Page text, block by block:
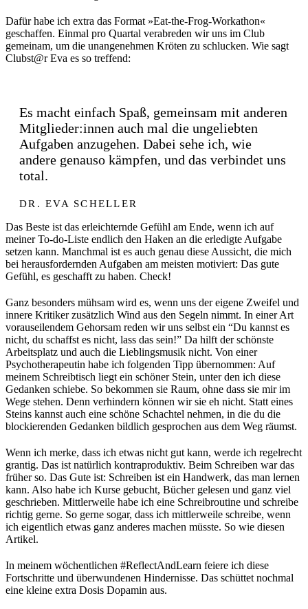
Dafür habe ich extra das Format »Eat-the-Frog-Workathon«
geschaffen. Einmal pro Quartal verabreden wir uns im Club
gemeinam, um die unangenehmen Kröten zu schlucken. Wie sagt
Clubst@r Eva es so treffend:
Es macht einfach Spaß, gemeinsam mit anderen
Mitglieder:innen auch mal die ungeliebten
Aufgaben anzugehen. Dabei sehe ich, wie
andere genauso kämpfen, und das verbindet uns
total.
DR. EVA SCHELLER
Das Beste ist das erleichternde Gefühl am Ende, wenn ich auf
meiner To-do-Liste endlich den Haken an die erledigte Aufgabe
setzen kann. Manchmal ist es auch genau diese Aussicht, die mich
bei herausfordernden Aufgaben am meisten motiviert: Das gute
Gefühl, es geschafft zu haben. Check!
Ganz besonders mühsam wird es, wenn uns der eigene Zweifel und
innere Kritiker zusätzlich Wind aus den Segeln nimmt. In einer Art
vorauseilendem Gehorsam reden wir uns selbst ein “Du kannst es
nicht, du schaffst es nicht, lass das sein!” Da hilft der schönste
Arbeitsplatz und auch die Lieblingsmusik nicht. Von einer
Psychotherapeutin habe ich folgenden Tipp übernommen: Auf
meinem Schreibtisch liegt ein schöner Stein, unter den ich diese
Gedanken schiebe. So bekommen sie Raum, ohne dass sie mir im
Wege stehen. Denn verhindern können wir sie eh nicht. Statt eines
Steins kannst auch eine schöne Schachtel nehmen, in die du die
blockierenden Gedanken bildlich gesprochen aus dem Weg räumst.
Wenn ich merke, dass ich etwas nicht gut kann, werde ich regelrecht
grantig. Das ist natürlich kontraproduktiv. Beim Schreiben war das
früher so. Das Gute ist: Schreiben ist ein Handwerk, das man lernen
kann. Also habe ich Kurse gebucht, Bücher gelesen und ganz viel
geschrieben. Mittlerweile habe ich eine Schreibroutine und schreibe
richtig gerne. So gerne sogar, dass ich mittlerweile schreibe, wenn
ich eigentlich etwas ganz anderes machen müsste. So wie diesen
Artikel.
In meinem wöchentlichen #ReflectAndLearn feiere ich diese
Fortschritte und überwundenen Hindernisse. Das schüttet nochmal
eine kleine extra Dosis Dopamin aus.